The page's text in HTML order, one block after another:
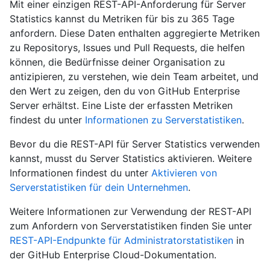
Mit einer einzigen REST-API-Anforderung für Server
Statistics kannst du Metriken für bis zu 365 Tage
anfordern. Diese Daten enthalten aggregierte Metriken
zu Repositorys, Issues und Pull Requests, die helfen
können, die Bedürfnisse deiner Organisation zu
antizipieren, zu verstehen, wie dein Team arbeitet, und
den Wert zu zeigen, den du von GitHub Enterprise
Server erhältst. Eine Liste der erfassten Metriken
findest du unter Informationen zu Serverstatistiken.
Bevor du die REST-API für Server Statistics verwenden
kannst, musst du Server Statistics aktivieren. Weitere
Informationen findest du unter Aktivieren von
Serverstatistiken für dein Unternehmen.
Weitere Informationen zur Verwendung der REST-API
zum Anfordern von Serverstatistiken finden Sie unter
REST-API-Endpunkte für Administratorstatistiken in
der GitHub Enterprise Cloud-Dokumentation.